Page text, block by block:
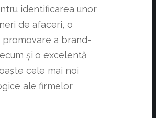
identificarea unor
de afaceri, o
a brand-
și o excelentă
cele mai noi
ale firmelor